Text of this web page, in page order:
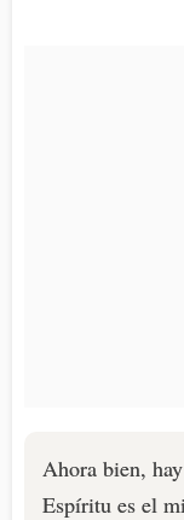
Ahora bien,
Espíritu es el